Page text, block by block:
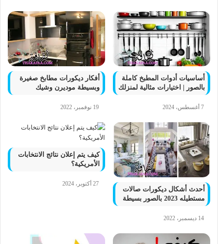
أساسيات أدوات المطبخ كاملة
بالصور | اختيارات مثالية لمنزلك
7 أغسطس، 2024
أفكار ديكورات مطابخ صغيرة
وبسيطة موديرن وشيك
19 نوفمبر، 2022
أحدث أشكال ديكورات صالات
مستطيله 2023 بالصور بسيطة
14 ديسمبر، 2022
كيف يتم إعلان نتائج الانتخابات
الأمريكية؟
27 أكتوبر، 2024